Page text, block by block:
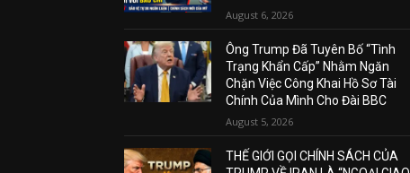
August 6, 2026
Ông Trump Đã Tuyên Bố “Tình
Trạng Khẩn Cấp” Nhằm Ngăn
Chặn Việc Công Khai Hồ Sơ Tài
Chính Của Mình Cho Đài BBC
August 5, 2026
THẾ GIỚI GỌI CHÍNH SÁCH CỦA